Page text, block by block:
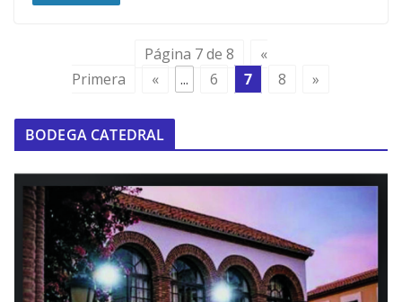
Página 7 de 8
«
Primera
« ... 6 7 8 »
BODEGA CATEDRAL